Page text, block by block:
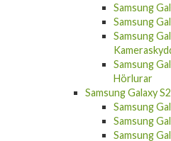
Samsung
Samsung
Samsung
Samsung
Hörlurar
Samsung Galaxy
Samsung
Samsung
Samsung